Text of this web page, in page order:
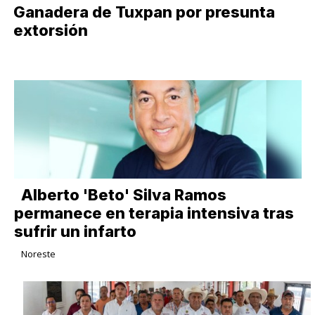
Ganadera de Tuxpan por presunta
extorsión
Alberto 'Beto' Silva Ramos
permanece en terapia intensiva tras
sufrir un infarto
Noreste